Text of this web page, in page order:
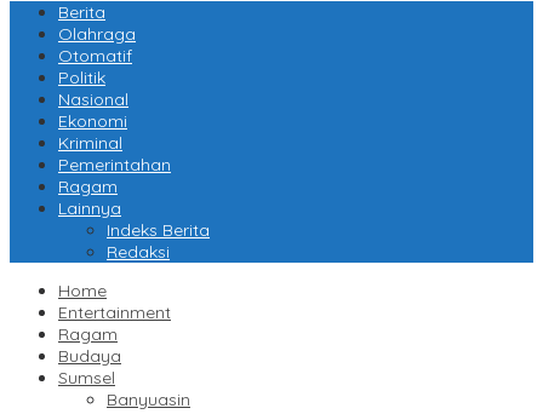
Berita
Olahraga
Otomatif
Politik
Nasional
Ekonomi
Kriminal
Pemerintahan
Ragam
Lainnya
Indeks Berita
Redaksi
Home
Entertainment
Ragam
Budaya
Sumsel
Banyuasin